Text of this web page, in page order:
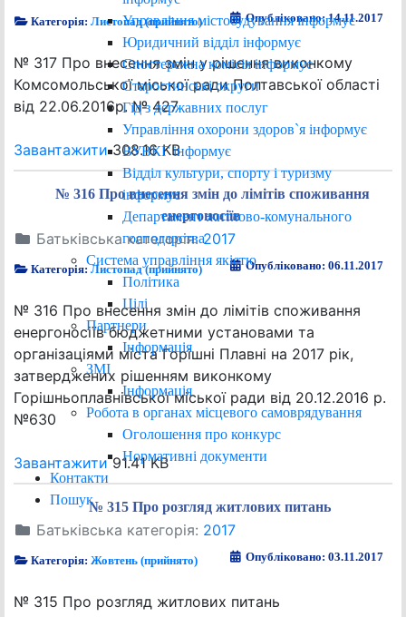
Управління містобудування інформує
Юридичний відділ інформує
Спостережна комісія інформує
Старостинські округи
Гід з державних послуг
Управління охорони здоров`я інформує
ВУВКГ інформує
Відділ культури, спорту і туризму
інформує
Департамент житлово-комунального
господарства
Система управління якістю
Політика
Цілі
Партнери
Інформація
ЗМІ
Інформація
Робота в органах місцевого самоврядування
Оголошення про конкурс
Нормативні документи
Контакти
Пошук
Категорія:Листопад (прийнято) Опубліковано: 14.11.2017
№ 317 Про внесення змін у рішення виконкому
Комсомольської міської ради Полтавської області
від 22.06.2016р. № 427
Завантажити308.16 KB
№ 316 Про внесення змін до лімітів споживання
енергоносіїв
Батьківська категорія:2017
Категорія:Листопад (прийнято) Опубліковано: 06.11.2017
№ 316 Про внесення змін до лімітів споживання
енергоносіїв бюджетними установами та
організаціями міста Горішні Плавні на 2017 рік,
затверджених рішенням виконкому
Горішньоплавнівської міської ради від 20.12.2016 р.
№630
Завантажити91.41 KB
№ 315 Про розгляд житлових питань
Батьківська категорія: 2017
Категорія:Жовтень (прийнято) Опубліковано: 03.11.2017
№ 315 Про розгляд житлових питань